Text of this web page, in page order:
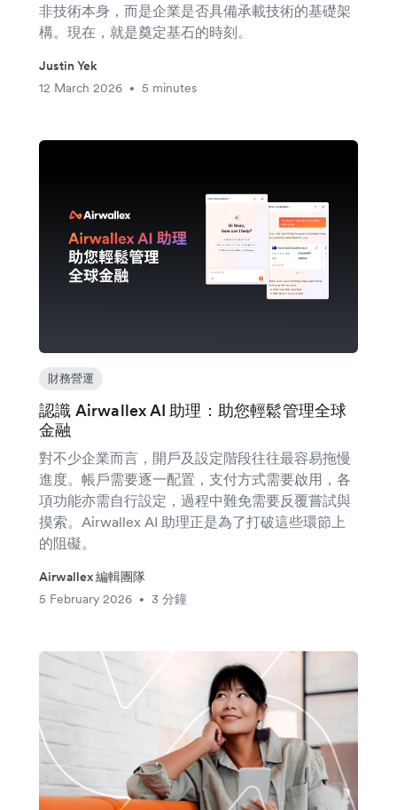
非技術本身，而是企業是否具備承載技術的基礎架
構。現在，就是奠定基石的時刻。
Justin Yek
12 March 2026
• 5 minutes
財務營運
認識 Airwallex AI 助理：助您輕鬆管理全球
金融
對不少企業而言，開戶及設定階段往往最容易拖慢
進度。帳戶需要逐一配置，支付方式需要啟用，各
項功能亦需自行設定，過程中難免需要反覆嘗試與
摸索。Airwallex AI 助理正是為了打破這些環節上
的阻礙。
Airwallex 編輯團隊
5 February 2026
• 3 分鐘